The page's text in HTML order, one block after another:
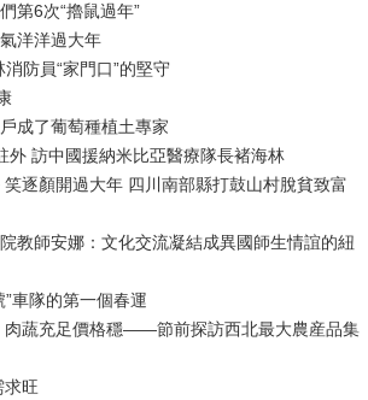
第6次“擼鼠過年”
洋洋過大年
消防員“家門口”的堅守
成了葡萄種植土專家
外 訪中國援納米比亞醫療隊長褚海林
笑逐顏開過大年 四川南部縣打鼓山村脫貧致富
教師安娜：文化交流凝結成異國師生情誼的紐
”車隊的第一個春運
肉蔬充足價格穩——節前探訪西北最大農産品集
求旺